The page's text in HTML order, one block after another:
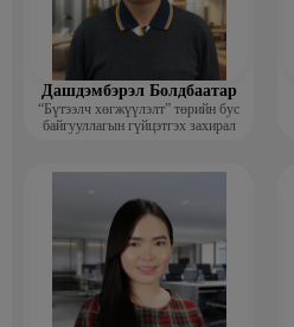
Дашдэмбэрэл Болдбаатар
“Бүтээлч хөгжүүлэлт” төрийн бус
байгууллагын гүйцэтгэх захирал